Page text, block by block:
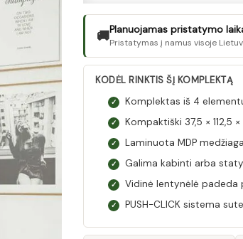
🚚Planuojamas pristatymo
Pristatymas į namus visoje
KODĖL RINKTIS ŠĮ KOMPLEKTĄ
✓ Komplektas iš 4
✓ Kompaktiški 37,5 ×
✓ Laminuota MDP
✓ Galima kabinti arba
✓ Vidinė lentynėlė padeda
✓ PUSH-CLICK sistema